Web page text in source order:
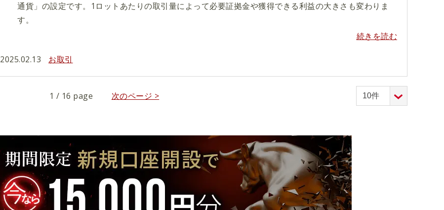
通貨」の設定です。1ロットあたりの取引量によって必要証拠金や獲得できる利益の大きさも変わりま
す。
続きを読む
2025.02.13 お取引
1 / 16 page 次のページ >